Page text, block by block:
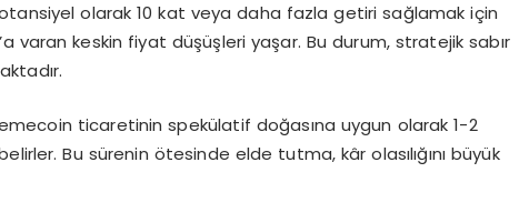
olarak 10 kat veya daha fazla getiri sağlamak için
varan keskin fiyat düşüşleri yaşar. Bu durum, stratejik sabır
ticaretinin spekülatif doğasına uygun olarak 1-2
Bu sürenin ötesinde elde tutma, kâr olasılığını büyük